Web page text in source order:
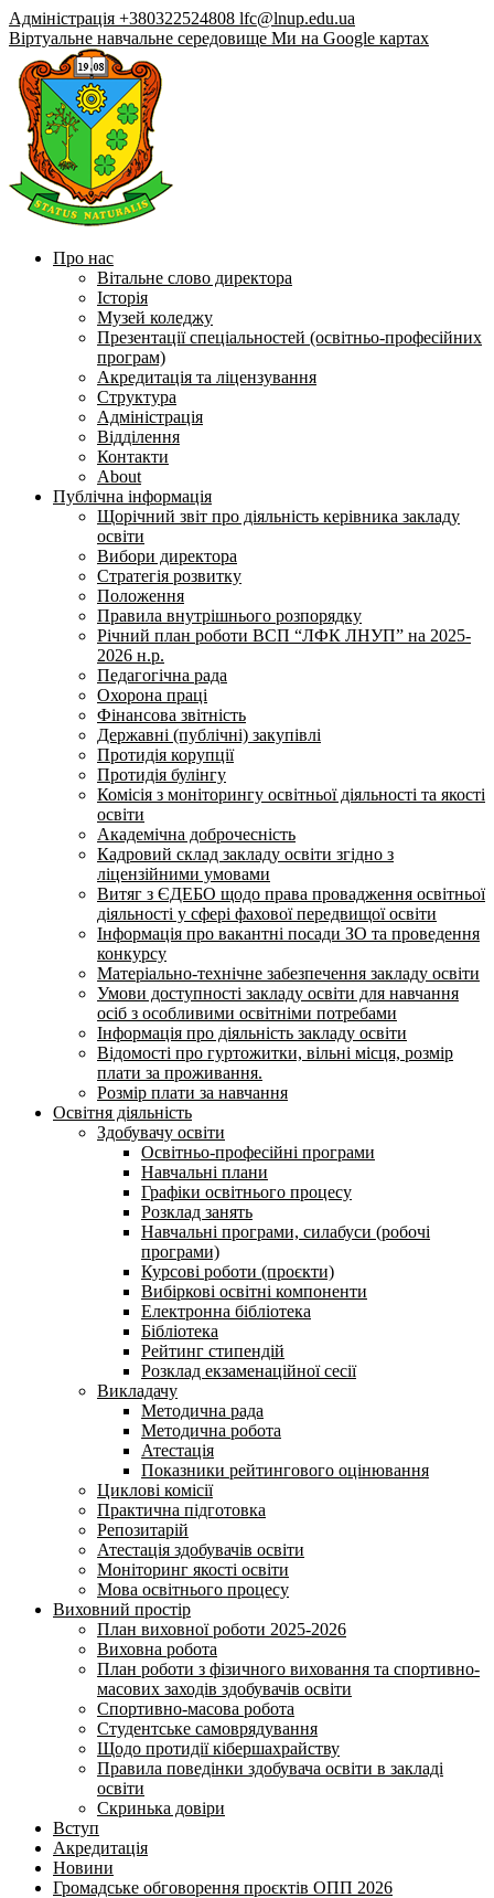
Адміністрація +380322524808 lfc@lnup.edu.ua
Віртуальне навчальне середовище Ми на Google картах
Про нас
Вітальне слово директора
Історія
Музей коледжу
Презентації спеціальностей (освітньо-професійних
програм)
Акредитація та ліцензування
Структура
Адміністрація
Відділення
Контакти
About
Публічна інформація
Щорічний звіт про діяльність керівника закладу
освіти
Вибори директора
Стратегія розвитку
Положення
Правила внутрішнього розпорядку
Річний план роботи ВСП “ЛФК ЛНУП” на 2025-
2026 н.р.
Педагогічна рада
Охорона праці
Фінансова звітність
Державні (публічні) закупівлі
Протидія корупції
Протидія булінгу
Комісія з моніторингу освітньої діяльності та якості
освіти
Академічна доброчесність
Кадровий склад закладу освіти згідно з
ліцензійними умовами
Витяг з ЄДЕБО щодо права провадження освітньої
діяльності у сфері фахової передвищої освіти
Інформація про вакантні посади ЗО та проведення
конкурсу
Матеріально-технічне забезпечення закладу освіти
Умови доступності закладу освіти для навчання
осіб з особливими освітніми потребами
Інформація про діяльність закладу освіти
Відомості про гуртожитки, вільні місця, розмір
плати за проживання.
Розмір плати за навчання
Освітня діяльність
Здобувачу освіти
Освітньо-професійні програми
Навчальні плани
Графіки освітнього процесу
Розклад занять
Навчальні програми, силабуси (робочі
програми)
Курсові роботи (проєкти)
Вибіркові освітні компоненти
Електронна бібліотека
Бібліотека
Рейтинг стипендій
Розклад екзаменаційної сесії
Викладачу
Методична рада
Методична робота
Атестація
Показники рейтингового оцінювання
Циклові комісії
Практична підготовка
Репозитарій
Атестація здобувачів освіти
Моніторинг якості освіти
Мова освітнього процесу
Виховний простір
План виховної роботи 2025-2026
Виховна робота
План роботи з фізичного виховання та спортивно-
масових заходів здобувачів освіти
Спортивно-масова робота
Студентське самоврядування
Щодо протидії кібершахрайству
Правила поведінки здобувача освіти в закладі
освіти
Скринька довіри
Вступ
Акредитація
Новини
Громадське обговорення проєктів ОПП 2026